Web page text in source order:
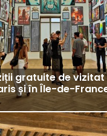
gratuite de vizitat
și în Île-de-